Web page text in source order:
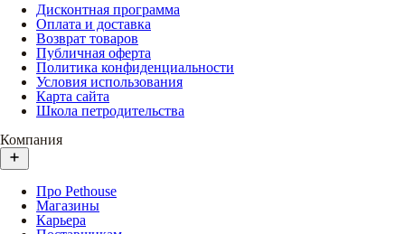
Дисконтная программа
Оплата и доставка
Возврат товаров
Публичная оферта
Политика конфиденциальности
Условия использования
Карта сайта
Школа петродительства
Компания
Про Pethouse
Магазины
Карьера